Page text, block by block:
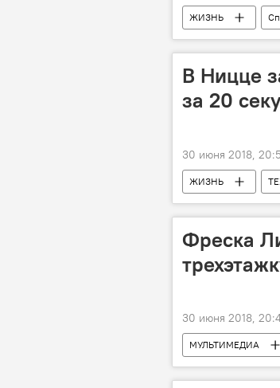
ЖИЗНЬ
Новости мира
В Ницце
за 20
30 июня 2018,
ЖИЗНЬ
Трамвай
Фреска
30 июня 2018,
МУЛЬТИМЕДИА